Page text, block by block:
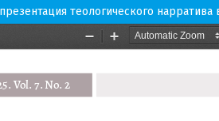
теологического